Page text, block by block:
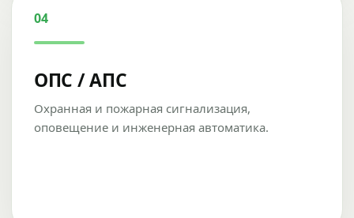
04
ОПС / АПС
Охранная и пожарная сигнализация,
оповещение и инженерная автоматика.